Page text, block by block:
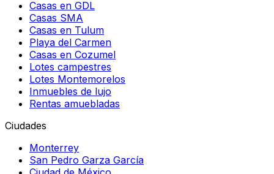
Casas en GDL
Casas SMA
Casas en Tulum
Playa del Carmen
Casas en Cozumel
Lotes campestres
Lotes Montemorelos
Inmuebles de lujo
Rentas amuebladas
Ciudades
Monterrey
San Pedro Garza García